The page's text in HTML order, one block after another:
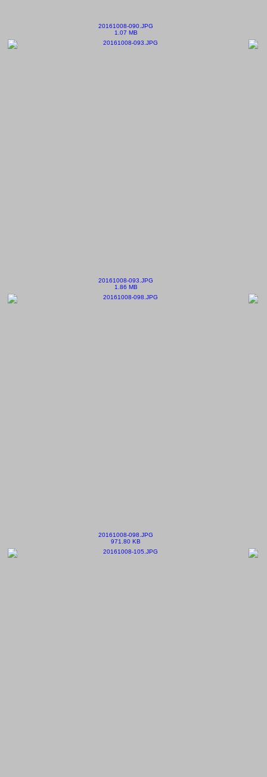
20161008-090.JPG
1.07 MB
20161008-093.JPG
1.86 MB
20161008-098.JPG
971.80 KB